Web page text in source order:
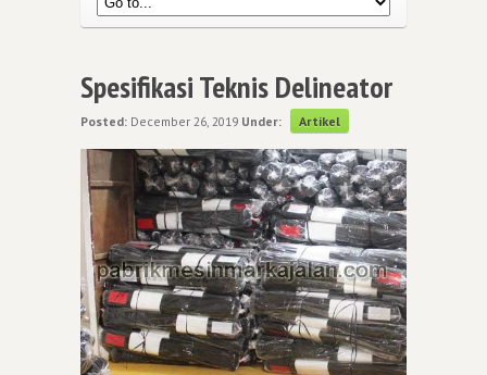
Spesifikasi Teknis Delineator
Posted: December 26, 2019 Under: Artikel